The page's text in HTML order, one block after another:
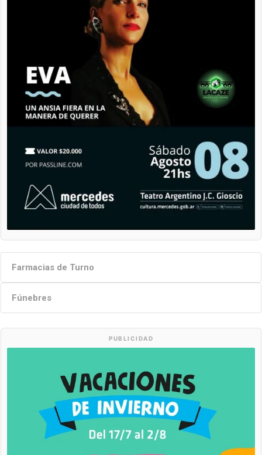
Farmacias de Turno
Fúnebres
PUBLICIDAD